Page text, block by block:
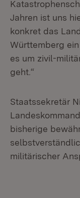
Jahren ist uns
konkret das
Württemberg
es um zivil-
geht.“
Staatssekretär
bisherige
militärischer